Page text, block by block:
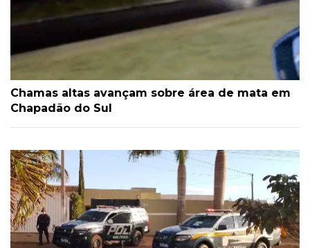
Chamas altas avançam sobre área de mata em
Chapadão do Sul